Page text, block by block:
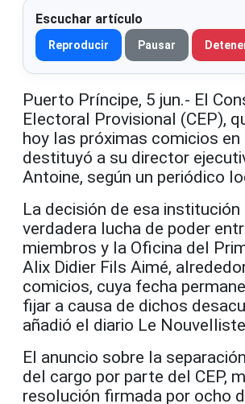
Escuchar artículo
Reproducir Pausar
Puerto Príncipe, 5 jun.- El
Electoral Provisional (CEP),
hoy las próximas comicios en
destituyó a su director
Antoine, según un periódico
La decisión de esa institución
verdadera lucha de poder
miembros y la Oficina del
Alix Didier Fils Aimé,
comicios, cuya fecha
fijar a causa de dichos
añadió el diario Le
El anuncio sobre la
del cargo por parte del CEP,
resolución firmada por ocho